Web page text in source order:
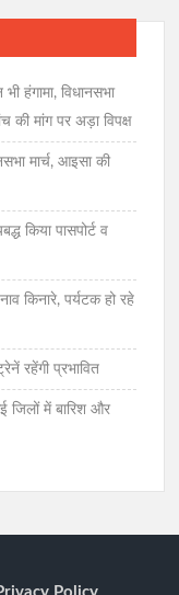
हंगामा, विधानसभा
की मांग पर अड़ा विपक्ष
मार्च, आइसा की
किया पासपोर्ट व
किनारे, पर्यटक हो रहे
रहेंगी प्रभावित
जिलों में बारिश और